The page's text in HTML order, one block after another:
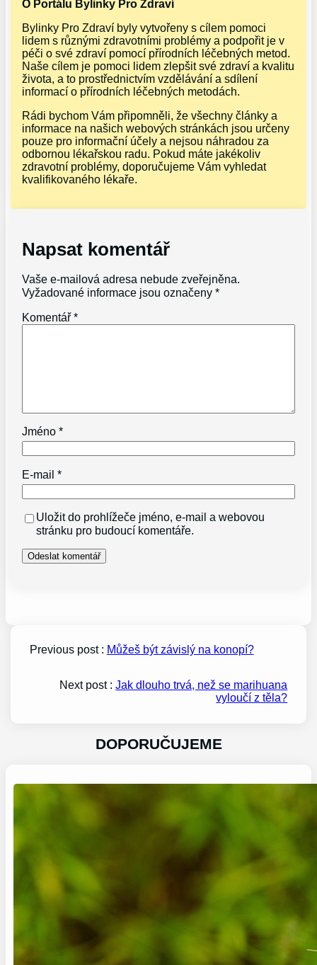
O Portálu Bylinky Pro Zdraví
Bylinky Pro Zdraví byly vytvořeny s cílem pomoci
lidem s různými zdravotními problémy a podpořit je v
péči o své zdraví pomocí přírodních léčebných metod.
Naše cílem je pomoci lidem zlepšit své zdraví a kvalitu
života, a to prostřednictvím vzdělávání a sdílení
informací o přírodních léčebných metodách.
Rádi bychom Vám připomněli, že všechny články a
informace na našich webových stránkách jsou určeny
pouze pro informační účely a nejsou náhradou za
odbornou lékařskou radu. Pokud máte jakékoliv
zdravotní problémy, doporučujeme Vám vyhledat
kvalifikovaného lékaře.
Napsat komentář
Vaše e-mailová adresa nebude zveřejněna.
Vyžadované informace jsou označeny*
Komentář*
Jméno*
E-mail*
Uložit do prohlížeče jméno, e-mail a webovou
stránku pro budoucí komentáře.
Previous post : Můžeš být závislý na konopí?
Next post :Jak dlouho trvá, než se marihuana
vyloučí z těla?
DOPORUČUJEME